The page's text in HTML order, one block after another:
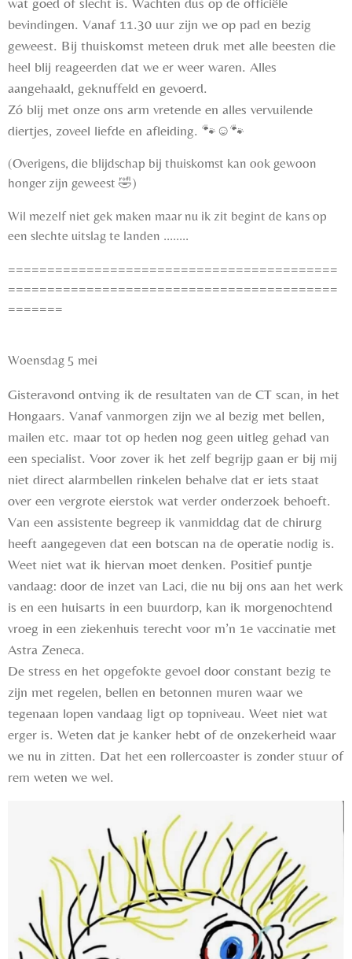
bevindingen. Vanaf 11.30 uur zijn we op pad en bezig
geweest. Bij thuiskomst meteen druk met alle beesten die
heel blij reageerden dat we er weer waren. Alles
aangehaald, geknuffeld en gevoerd.
Zó blij met onze ons arm vretende en alles vervuilende
diertjes, zoveel liefde en afleiding. 🐾☺️🐾
(Overigens, die blijdschap bij thuiskomst kan ook gewoon
honger zijn geweest 🤣)
Wil mezelf niet gek maken maar nu ik zit begint de kans op
een slechte uitslag te landen ........
==========================================
==========================================
=======
Woensdag 5 mei
Gisteravond ontving ik de resultaten van de CT scan, in het
Hongaars. Vanaf vanmorgen zijn we al bezig met bellen,
mailen etc. maar tot op heden nog geen uitleg gehad van
een specialist. Voor zover ik het zelf begrijp gaan er bij mij
niet direct alarmbellen rinkelen behalve dat er iets staat
over een vergrote eierstok wat verder onderzoek behoeft.
Van een assistente begreep ik vanmiddag dat de chirurg
heeft aangegeven dat een botscan na de operatie nodig is.
Weet niet wat ik hiervan moet denken. Positief puntje
vandaag: door de inzet van Laci, die nu bij ons aan het werk
is en een huisarts in een buurdorp, kan ik morgenochtend
vroeg in een ziekenhuis terecht voor m’n 1e vaccinatie met
Astra Zeneca.
De stress en het opgefokte gevoel door constant bezig te
zijn met regelen, bellen en betonnen muren waar we
tegenaan lopen vandaag ligt op topniveau. Weet niet wat
erger is. Weten dat je kanker hebt of de onzekerheid waar
we nu in zitten. Dat het een rollercoaster is zonder stuur of
rem weten we wel.